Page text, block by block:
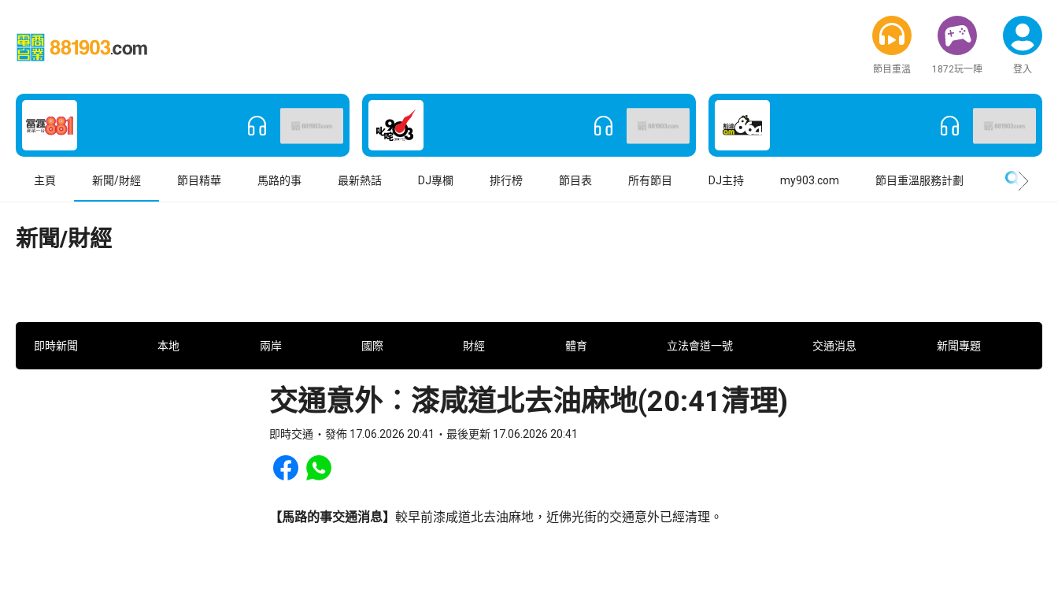
節目重溫 1872玩一陣 登入
主頁 新聞/財經 節目精華 馬路的事 最新熱話 DJ專欄 排行榜 節目表 所有節目 DJ主持 my903.com 節目重溫服務計劃
新聞/財經
即時新聞 本地 兩岸 國際 財經 體育 立法會道一號 交通消息 新聞專題
交通意外︰漆咸道北去油麻地(20:41清理)
即時交通 發佈 17.06.2026 20:41 最後更新 17.06.2026 20:41
Share to Facebook
Share to WhatsApp
【馬路的事交通消息】 較早前漆咸道北去油麻地，近佛光街的交通意外已經清理。